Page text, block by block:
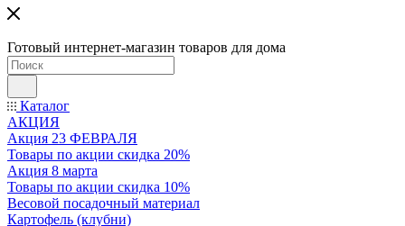
Готовый интернет-магазин товаров для дома
Каталог
АКЦИЯ
Акция 23 ФЕВРАЛЯ
Товары по акции скидка 20%
Акция 8 марта
Товары по акции скидка 10%
Весовой посадочный материал
Картофель (клубни)